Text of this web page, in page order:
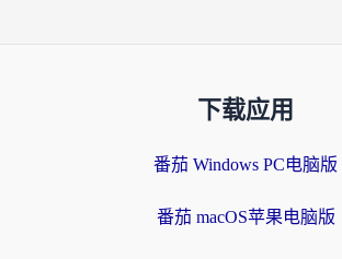
下载应用
番茄 Windows PC电脑版
番茄 macOS苹果电脑版